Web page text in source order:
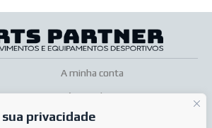
privacidade
A minha conta
Pós-venda
Condições de venda